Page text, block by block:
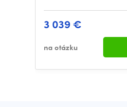
3 039 €
na otázku